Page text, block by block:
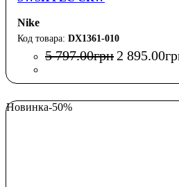
Nike
DX1361-010
5 797.00грн 2 895.00
Новинка-50%